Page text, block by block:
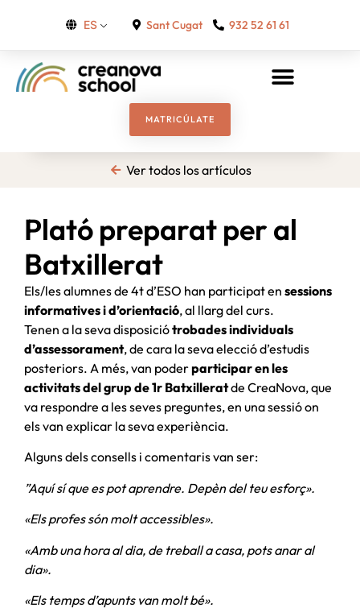
ES Sant Cugat 932 52 61 61
MATRICÚLATE
Ver todos los artículos
Plató preparat per al
Batxillerat
Els/les alumnes de 4t d’ESO han participat en sessions
informatives i d’orientació, al llarg del curs.
Tenen a la seva disposiciótrobades individuals
d’assessorament, de cara la seva elecció d’estudis
posteriors. A més, van poderparticipar en les
activitats del grup de 1r Batxilleratde CreaNova, que
va respondre a les seves preguntes, en una sessió on
els van explicar la seva experiència.
Alguns dels consells i comentaris van ser:
”Aquí sí que es pot aprendre. Depèn del teu esforç».
«Els profes són molt accessibles».
«Amb una hora al dia, de treball a casa, pots anar al
dia».
«Els temps d’apunts van molt bé».